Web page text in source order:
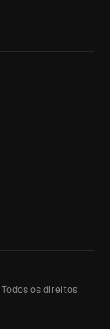
Todos os direitos